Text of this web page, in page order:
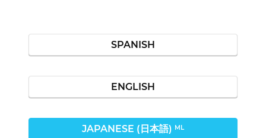
SPANISH
ENGLISH
JAPANESE (日本語) ML